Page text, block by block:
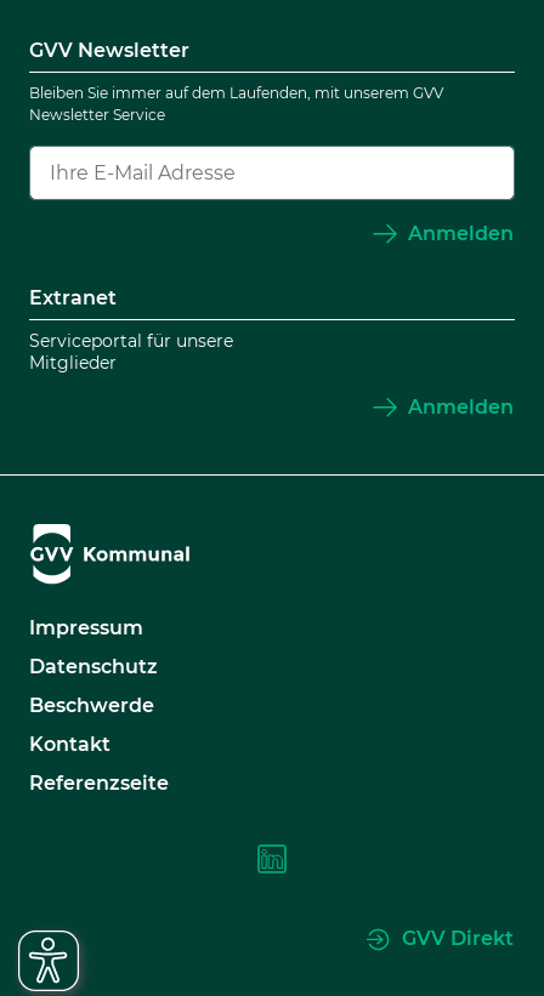
GVV Newsletter
Bleiben Sie immer auf dem Laufenden, mit unserem GVV
Newsletter Service
Anmelden
Extranet
Serviceportal für unsere
Mitglieder
Anmelden
Impressum
Datenschutz
Beschwerde
Kontakt
Referenzseite
GVV Direkt